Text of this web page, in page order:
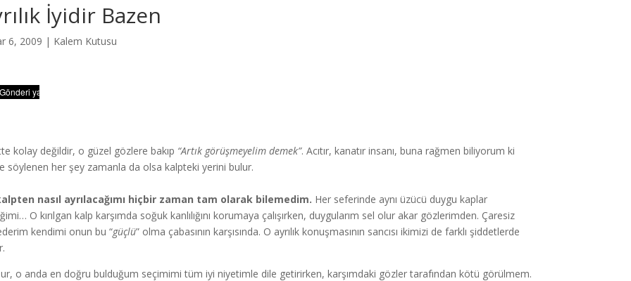
İyidir Bazen
6, 2009 | Kalem Kutusu
kolay değildir, o güzel gözlere bakıp “Artık görüşmeyelim demek”. Acıtır, kanatır insanı, buna rağmen biliyorum ki
söylenen her şey zamanla da olsa kalpteki yerini bulur.
nasıl ayrılacağımı hiçbir zaman tam olarak bilemedim. Her seferinde aynı üzücü duygu kaplar
O kırılgan kalp karşımda soğuk kanlılığını korumaya çalışırken, duygularım sel olur akar gözlerimden. Çaresiz
kendimi onun bu “güçlü” olma çabasının karşısında. O ayrılık konuşmasının sancısı ikimizi de farklı şiddetlerde
o anda en doğru bulduğum seçimimi tüm iyi niyetimle dile getirirken, karşımdaki gözler tarafından kötü görülmem.